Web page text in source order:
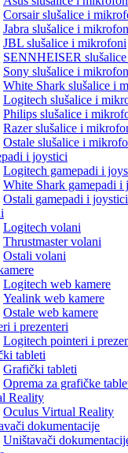
Corsair slušalice i
Jabra slušalice i
JBL slušalice i mikrofoni
SENNHEISER
Sony slušalice i
White Shark slušalice i
Logitech slušalice i
Philips slušalice i
Razer slušalice i
Ostale slušalice i
i joystici
Logitech gamepadi i
White Shark gamepadi i
Ostali gamepadi i joystici
Logitech volani
Thrustmaster volani
Ostali volani
Logitech web kamere
Yealink web kamere
Ostale web kamere
i prezenteri
Logitech pointeri i
tableti
Grafički tableti
Oprema za grafičke
Reality
Oculus Virtual Reality
dokumentacije
Uništavači